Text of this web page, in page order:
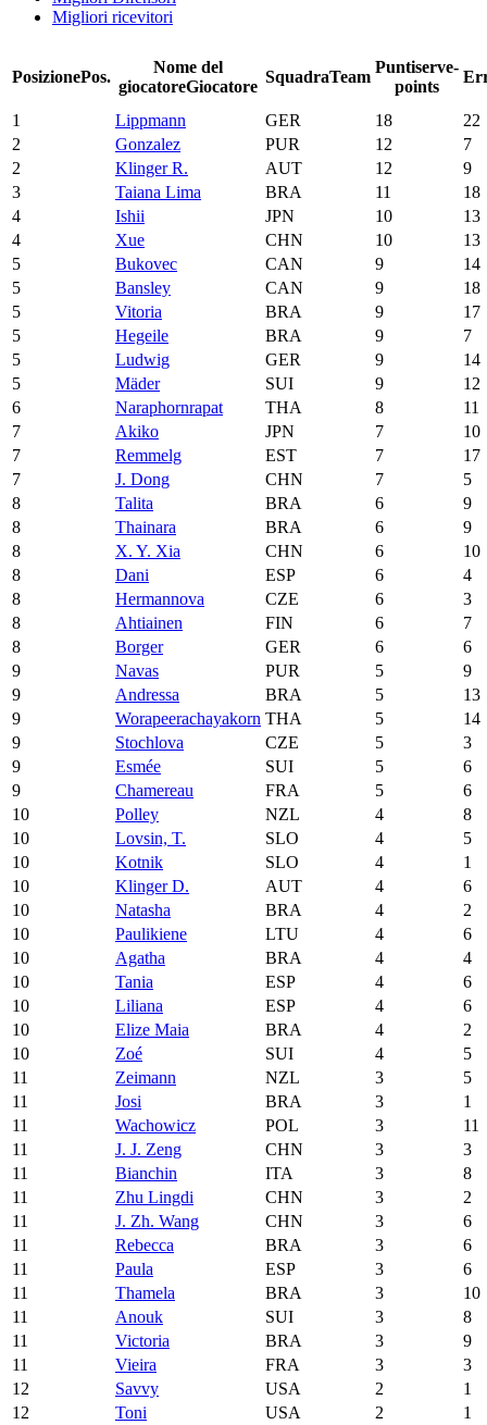
Migliori ricevitori
PosizionePos.
Nome del
giocatoreGiocatore
SquadraTeam
Puntiserve-
points
1 Lippmann GER 18
22
2
Gonzalez PUR 12
7
2
Klinger R. AUT 12
9
3
Taiana Lima BRA 11
18
4
Ishii JPN 10
13
4
Xue CHN 10
13
5
Bukovec CAN 9
14
5
Bansley CAN 9
18
5
Vitoria BRA 9
17
5
Hegeile BRA 9
7
5
Ludwig GER 9
14
5
Mäder SUI 9
12
6
Naraphornrapat THA 8
11
7
Akiko JPN 7
10
7
Remmelg EST 7
17
7
J. Dong CHN 7
5
8
Talita BRA 6
9
8
Thainara BRA 6
9
8
X. Y. Xia CHN 6
10
8
Dani ESP 6
4
8
Hermannova CZE 6
3
8
Ahtiainen FIN 6
7
8
Borger GER 6
6
9
Navas PUR 5
9
9
Andressa BRA 5
13
9
Worapeerachayakorn THA 5
14
9
Stochlova CZE 5
3
9
Esmée SUI 5
6
9
Chamereau FRA 5
6
10
Polley NZL 4
8
10
Lovsin, T. SLO 4
5
10
Kotnik SLO 4
1
10
Klinger D. AUT 4
6
10
Natasha BRA 4
2
10
Paulikiene LTU 4
6
10
Agatha BRA 4
4
10
Tania ESP 4
6
10
Liliana ESP 4
6
10
Elize Maia BRA 4
2
10
Zoé SUI 4
5
11
Zeimann NZL 3
5
11
Josi BRA 3
1
11
Wachowicz POL 3
11
11
J. J. Zeng CHN 3
3
11
Bianchin ITA 3
8
11
Zhu Lingdi CHN 3
2
11
J. Zh. Wang CHN 3
6
11
Rebecca BRA 3
6
11
Paula ESP 3
6
11
Thamela BRA 3
10
11
Anouk SUI 3
8
11
Victoria BRA 3
9
11
Vieira FRA 3
3
12
Savvy USA 2
1
12
Toni USA 2
1